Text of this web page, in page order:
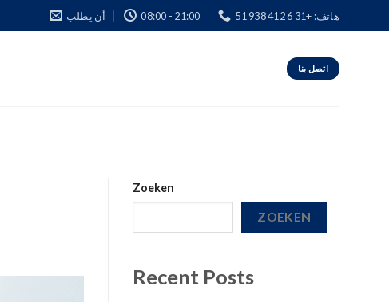
أن يطلب 08:00 - 21:00 هاتف: +31 6 412 938 51
اتصل بنا
Zoeken
ZOEKEN
Recent Posts